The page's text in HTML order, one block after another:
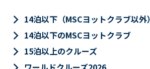
keyboard_arrow_right 14泊以下（MSCヨットクラブ以外）
keyboard_arrow_right 14泊以下のMSCヨットクラブ
keyboard_arrow_right 15泊以上のクルーズ